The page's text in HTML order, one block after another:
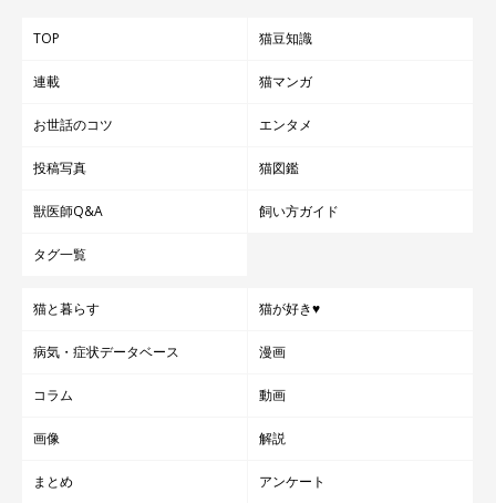
TOP 猫豆知識
連載 猫マンガ
お世話のコツ エンタメ
投稿写真 猫図鑑
獣医師Q&A 飼い方ガイド
タグ一覧
猫と暮らす 猫が好き♥
病気・症状データベース 漫画
コラム 動画
画像 解説
まとめ アンケート